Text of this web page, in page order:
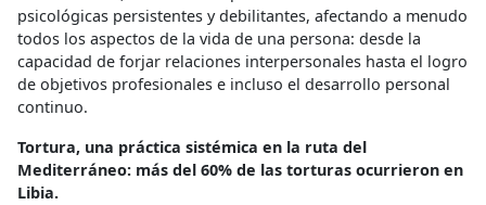
psicológicas persistentes y debilitantes, afectando a menudo
todos los aspectos de la vida de una persona: desde la
capacidad de forjar relaciones interpersonales hasta el logro
de objetivos profesionales e incluso el desarrollo personal
continuo.
Tortura, una práctica sistémica en la ruta del
Mediterráneo: más del 60% de las torturas ocurrieron en
Libia.